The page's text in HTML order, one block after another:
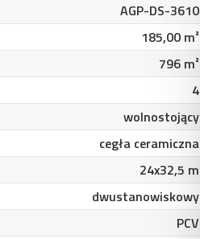
AGP-DS-3610
185,00 m²
796 m²
4
wolnostojący
cegła ceramiczna
24x32,5 m
dwustanowiskowy
PCV